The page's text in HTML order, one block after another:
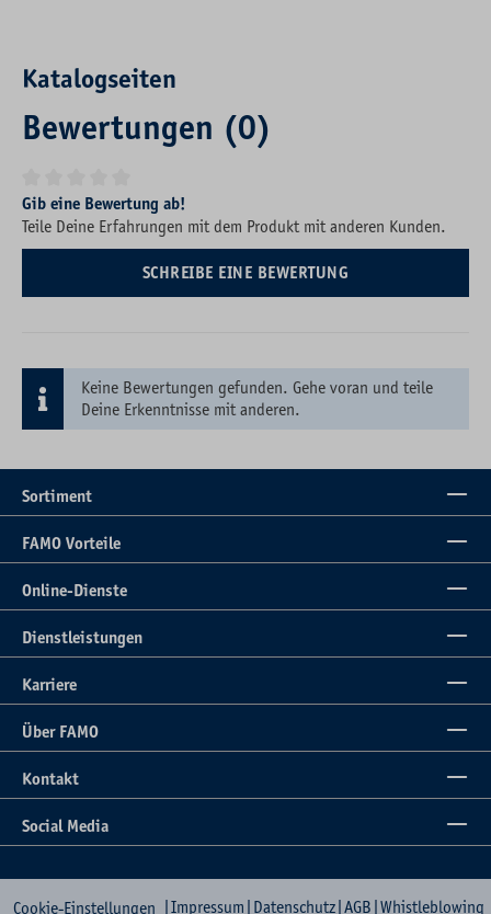
Katalogseiten
Bewertungen (0)
Durchschnittliche Bewertung von 0 von 5 Sternen
Gib eine Bewertung ab!
Teile Deine Erfahrungen mit dem Produkt mit anderen Kunden.
SCHREIBE EINE BEWERTUNG
Keine Bewertungen gefunden. Gehe voran und teile
Deine Erkenntnisse mit anderen.
Sortiment
FAMO Vorteile
Online-Dienste
Dienstleistungen
Karriere
Über FAMO
Kontakt
Social Media
Cookie-Einstellungen Impressum Datenschutz AGB Whistleblowing